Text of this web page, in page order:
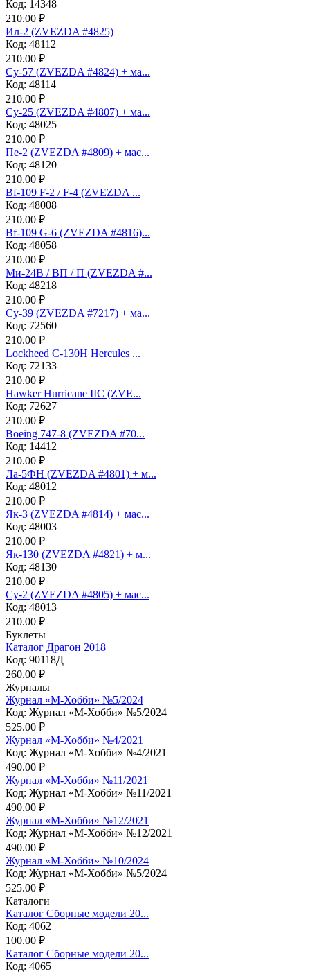
Код: 14348
210.00 ₽
Ил-2 (ZVEZDA #4825)
Код: 48112
210.00 ₽
Су-57 (ZVEZDA #4824) + ма...
Код: 48114
210.00 ₽
Су-25 (ZVEZDA #4807) + ма...
Код: 48025
210.00 ₽
Пе-2 (ZVEZDA #4809) + мас...
Код: 48120
210.00 ₽
Bf-109 F-2 / F-4 (ZVEZDA ...
Код: 48008
210.00 ₽
Bf-109 G-6 (ZVEZDA #4816)...
Код: 48058
210.00 ₽
Ми-24В / ВП / П (ZVEZDA #...
Код: 48218
210.00 ₽
Су-39 (ZVEZDA #7217) + ма...
Код: 72560
210.00 ₽
Lockheed C-130H Hercules ...
Код: 72133
210.00 ₽
Hawker Hurricane IIC (ZVE...
Код: 72627
210.00 ₽
Boeing 747-8 (ZVEZDA #70...
Код: 14412
210.00 ₽
Ла-5ФН (ZVEZDA #4801) + м...
Код: 48012
210.00 ₽
Як-3 (ZVEZDA #4814) + мас...
Код: 48003
210.00 ₽
Як-130 (ZVEZDA #4821) + м...
Код: 48130
210.00 ₽
Су-2 (ZVEZDA #4805) + мас...
Код: 48013
210.00 ₽
Буклеты
Каталог Драгон 2018
Код: 90118Д
260.00 ₽
Журналы
Журнал «М-Хобби» №5/2024
Код: Журнал «М-Хобби» №5/2024
525.00 ₽
Журнал «М-Хобби» №4/2021
Код: Журнал «М-Хобби» №4/2021
490.00 ₽
Журнал «М-Хобби» №11/2021
Код: Журнал «М-Хобби» №11/2021
490.00 ₽
Журнал «М-Хобби» №12/2021
Код: Журнал «М-Хобби» №12/2021
490.00 ₽
Журнал «М-Хобби» №10/2024
Код: Журнал «М-Хобби» №5/2024
525.00 ₽
Каталоги
Каталог Сборные модели 20...
Код: 4062
100.00 ₽
Каталог Сборные модели 20...
Код: 4065